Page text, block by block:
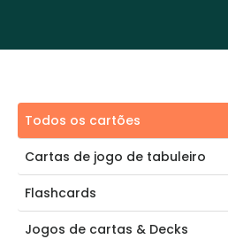
Todos os cartões
Cartas de jogo de tabuleiro
Flashcards
Jogos de cartas & Decks